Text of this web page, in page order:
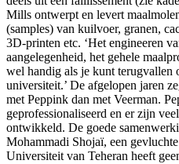
Mills ontwerpt en levert
(samples) van kuilvoer, granen,
3D-printen etc. ‘Het engineeren
aangelegenheid, het gehele
wel handig als je kunt terugvallen
universiteit.’ De afgelopen jaren
met Peppink dan met Veerman.
geprofessionaliseerd en er zijn
ontwikkeld. De goede
Mohammadi Shojaï, een
Universiteit van Teheran heeft